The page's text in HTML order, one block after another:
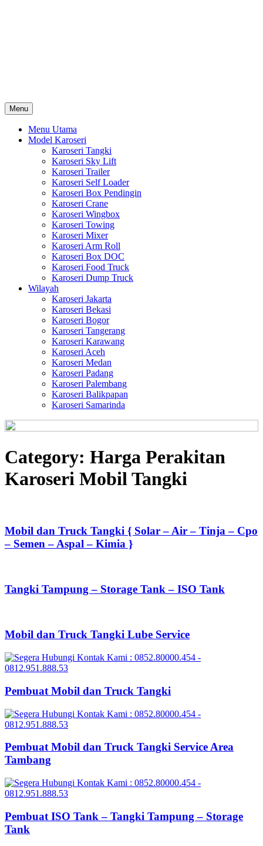
Menu
Menu Utama
Model Karoseri
Karoseri Tangki
Karoseri Sky Lift
Karoseri Trailer
Karoseri Self Loader
Karoseri Box Pendingin
Karoseri Crane
Karoseri Wingbox
Karoseri Towing
Karoseri Mixer
Karoseri Arm Roll
Karoseri Box DOC
Karoseri Food Truck
Karoseri Dump Truck
Wilayah
Karoseri Jakarta
Karoseri Bekasi
Karoseri Bogor
Karoseri Tangerang
Karoseri Karawang
Karoseri Aceh
Karoseri Medan
Karoseri Padang
Karoseri Palembang
Karoseri Balikpapan
Karoseri Samarinda
Category: Harga Perakitan
Karoseri Mobil Tangki
Mobil dan Truck Tangki { Solar – Air – Tinja – Cpo
– Semen – Aspal – Kimia }
Tangki Tampung – Storage Tank – ISO Tank
Mobil dan Truck Tangki Lube Service
Pembuat Mobil dan Truck Tangki
Pembuat Mobil dan Truck Tangki Service Area
Tambang
Pembuat ISO Tank – Tangki Tampung – Storage
Tank